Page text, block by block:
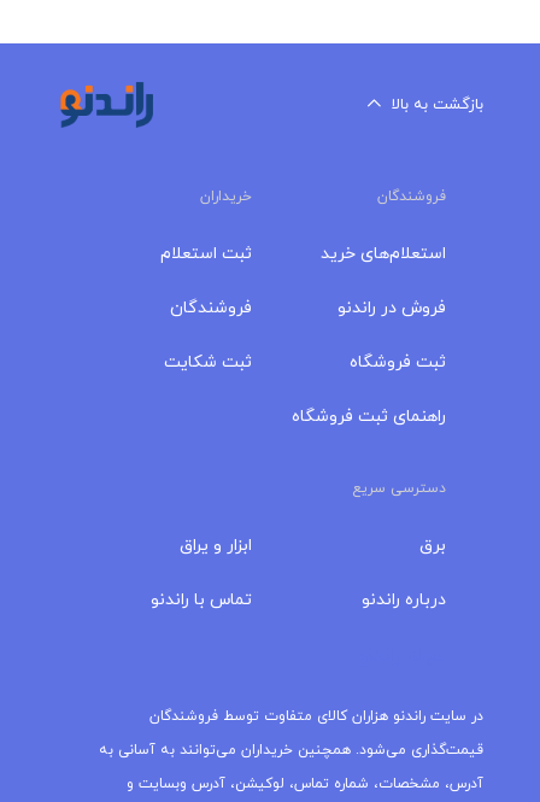
بازگشت به بالا
فروشندگان خریداران
استعلام‌های خرید
فروش در راندنو
ثبت فروشگاه
راهنمای ثبت فروشگاه
ثبت استعلام
فروشندگان
ثبت شکایت
دسترسی سریع
برق
درباره‌ راندنو
ابزار و یراق
تماس با راندنو
در سایت راندنو هزاران کالای متفاوت توسط فروشندگان
قیمت‌گذاری می‌شود. همچنین خریداران می‌توانند به آسانی به
آدرس، مشخصات، شماره تماس، لوکیشن، آدرس وبسایت و